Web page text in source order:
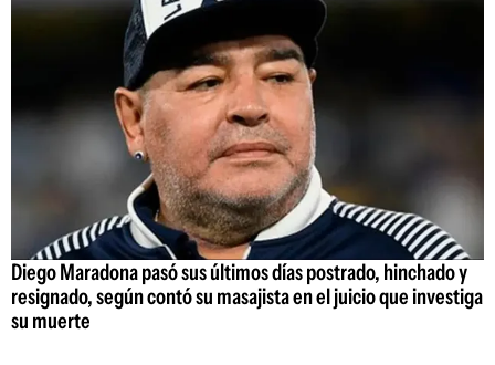
Diego Maradona pasó sus últimos días postrado, hinchado y
resignado, según contó su masajista en el juicio que investiga
su muerte